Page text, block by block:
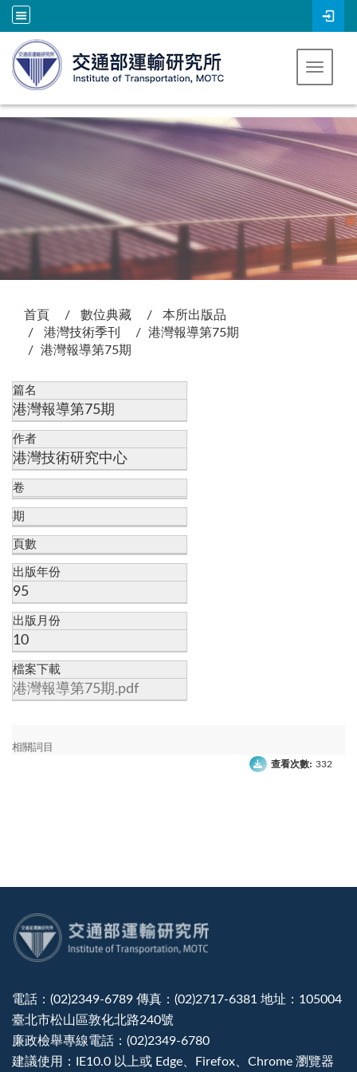
跳到主要內容
Toggle
首頁 數位典藏
本所出版品
港灣技術季刊
港灣報導第75期
港灣報導第75期
篇名
港灣報導第75期
作者
港灣技術研究中心
卷
期
頁數
出版年份
95
出版月份
10
檔案下載
港灣報導第75期.pdf
相關詞目
查看次數: 332
電話：(02)2349-6789 傳真：(02)2717-6381 地址：105004
臺北市松山區敦化北路240號
廉政檢舉專線電話：(02)2349-6780
建議使用：IE10.0 以上或 Edge、Firefox、Chrome 瀏覽器